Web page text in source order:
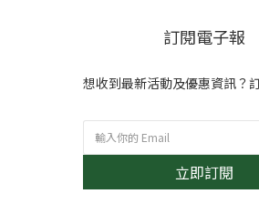
訂閱電子報
想收到最新活動及優惠資訊？
立即訂閱